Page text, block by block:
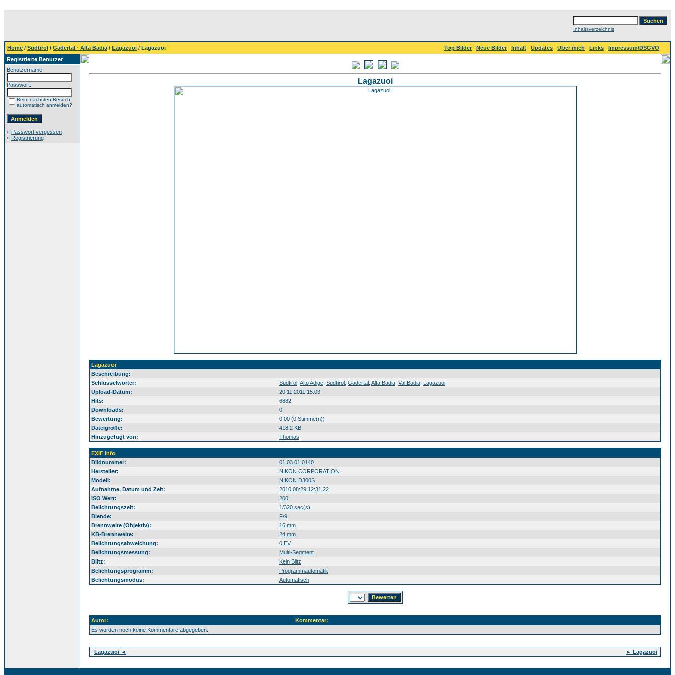
Inhaltsverzeichnis
Home / Südtirol / Gadertal · Alta Badia / Lagazuoi / Lagazuoi Top Bilder Neue Bilder Inhalt Updates Über mich Links
Impressum/DSGVO
Registrierte Benutzer
Benutzername:
Passwort:
Beim nächsten Besuch
automatisch anmelden?
» Passwort vergessen
» Registrierung
Lagazuoi
Lagazuoi
Beschreibung:
Schlüsselwörter: Südtirol Alto Adige Sudtirol Gadertal Alta Badia Val Badia Lagazuoi
Upload-Datum:
20.11.2011 15:03
Hits:
6882
Downloads:
0
Bewertung:
0.00 (0 Stimme(n))
Dateigröße:
418.2 KB
Hinzugefügt von:
Thomas
EXIF Info
Bildnummer:
01.03.01.0140
Hersteller:
NIKON CORPORATION
Modell:
NIKON D300S
Aufnahme, Datum und Zeit:
2010:08:29 12:31:22
ISO Wert:
200
Belichtungszeit:
1/320 sec(s)
Blende:
F/9
Brennweite (Objektiv):
16 mm
KB-Brennweite:
24 mm
Belichtungsabweichung:
0 EV
Belichtungsmessung:
Multi-Segment
Blitz:
Kein Blitz
Belichtungsprogramm:
Programmautomatik
Belichtungsmodus:
Automatisch
Autor:
Kommentar:
Es wurden noch keine Kommentare abgegeben.
Lagazuoi ◄ ► Lagazuoi